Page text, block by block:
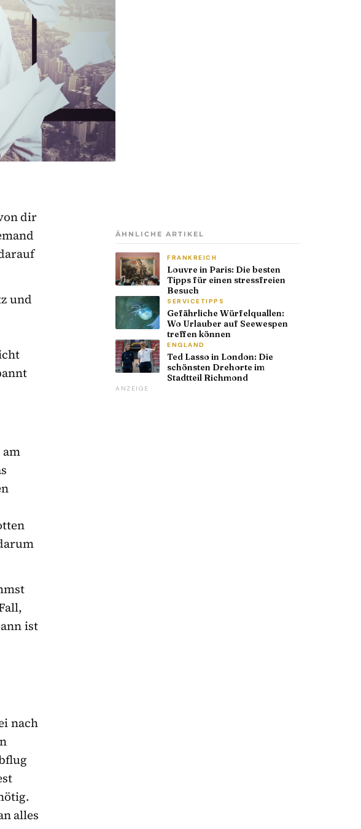
dir
und
ist
nach
alles
ÄHNLICHE ARTIKEL
FRANKREICH
Louvre in Paris: Die besten
Tipps für einen stressfreien
Besuch
SERVICETIPPS
Gefährliche Würfelquallen:
Wo Urlauber auf Seewespen
treffen können
ENGLAND
Ted Lasso in London: Die
schönsten Drehorte im
Stadtteil Richmond
ANZEIGE